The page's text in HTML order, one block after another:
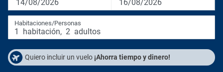
14/08/2026 16/08/2026
Habitaciones/Personas
1 habitación, 2 adultos
Quiero incluir un vuelo ¡Ahorra tiempo y dinero!